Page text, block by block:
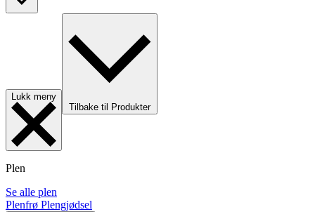
Lukk meny
Tilbake til Produkter
Plen
Se alle plen
Plenfrø Plengjødsel